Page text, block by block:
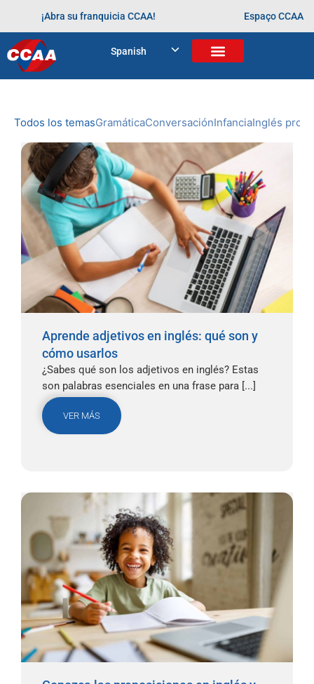
¡Abra su franquicia CCAA! Espaço CCAA
Spanish
Home >
Todos los temasGramáticaConversaciónInfanciaInglés
Aprende adjetivos en inglés: qué son y
cómo usarlos
¿Sabes qué son los adjetivos en inglés? Estas
son palabras esenciales en una frase para [...]
VER MÁS